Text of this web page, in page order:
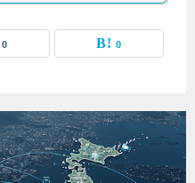
0 0